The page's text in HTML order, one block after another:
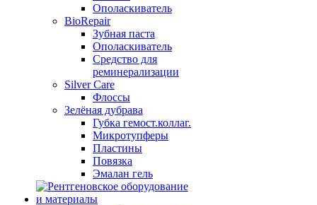
Ополаскиватель
BioRepair
Зубная паста
Ополаскиватель
Средство для
реминерализации
Silver Care
Флоссы
Зелёная дубрава
Губка гемост.коллаг.
Микротупферы
Пластины
Повязка
Эмалан гель